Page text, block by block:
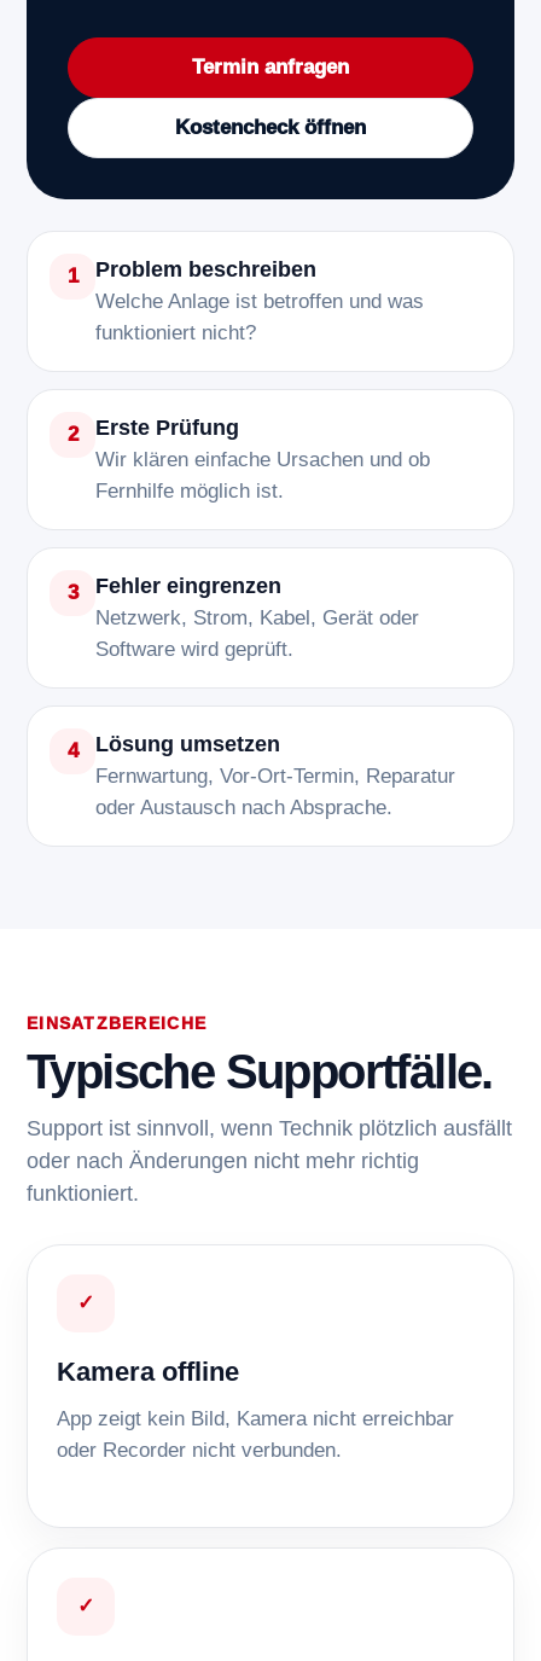
Termin anfragen
Kostencheck öffnen
1 Problem beschreiben
Welche Anlage ist betroffen und was
funktioniert nicht?
2 Erste Prüfung
Wir klären einfache Ursachen und ob
Fernhilfe möglich ist.
3 Fehler eingrenzen
Netzwerk, Strom, Kabel, Gerät oder
Software wird geprüft.
4 Lösung umsetzen
Fernwartung, Vor-Ort-Termin, Reparatur
oder Austausch nach Absprache.
EINSATZBEREICHE
Typische Supportfälle.
Support ist sinnvoll, wenn Technik plötzlich ausfällt
oder nach Änderungen nicht mehr richtig
funktioniert.
✓
Kamera offline
App zeigt kein Bild, Kamera nicht erreichbar
oder Recorder nicht verbunden.
✓